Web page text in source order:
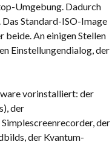
Umgebung. Dadurch
Standard-ISO-Image
An einigen Stellen
Einstellungendialog, der
vorinstalliert: der
der
der
der Kvantum-